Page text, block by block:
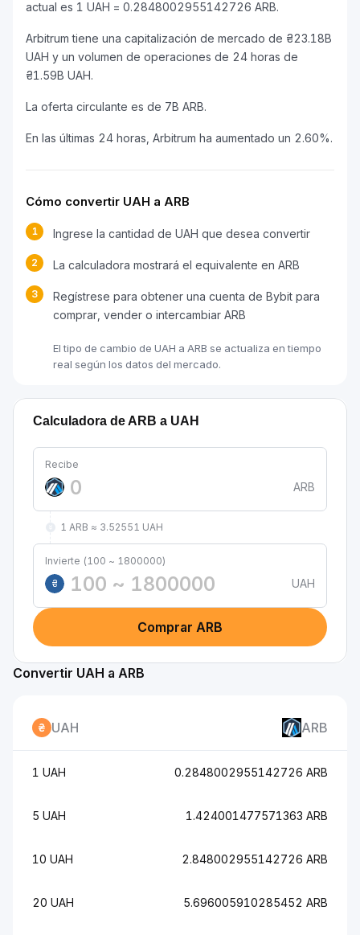
actual es 1 UAH = 0.2848002955142726 ARB.
Arbitrum tiene una capitalización de mercado de ₴23.18B
UAH y un volumen de operaciones de 24 horas de
₴1.59B UAH.
La oferta circulante es de 7B ARB.
En las últimas 24 horas, Arbitrum ha aumentado un 2.60%.
Cómo convertir UAH a ARB
1 Ingrese la cantidad de UAH que desea convertir
2 La calculadora mostrará el equivalente en ARB
3
Regístrese para obtener una cuenta de Bybit para
comprar, vender o intercambiar ARB
El tipo de cambio de UAH a ARB se actualiza en tiempo
real según los datos del mercado.
Calculadora de ARB a UAH
Recibe
ARB
1 ARB ≈ 3.52551 UAH
Invierte (100 ~ 1800000)
₴
UAH
Comprar ARB
Convertir UAH a ARB
UAH ARB
1 UAH 0.2848002955142726 ARB
5 UAH 1.424001477571363 ARB
10 UAH 2.848002955142726 ARB
20 UAH 5.696005910285452 ARB